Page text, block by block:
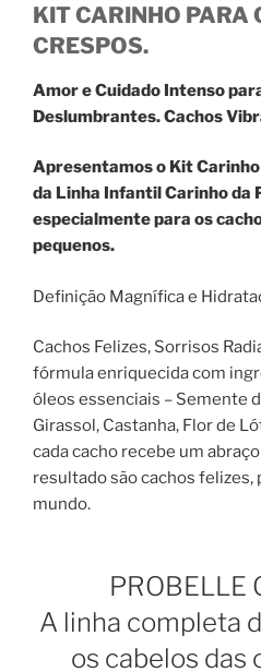
KIT CARINHO PARA
CRESPOS.
Amor e Cuidado Intenso
Deslumbrantes. Cachos
Apresentamos o Kit
da Linha Infantil Carinho da
especialmente para os
pequenos.
Definição Magnífica e
Cachos Felizes, Sorrisos
fórmula enriquecida com
óleos essenciais – Semente
Girassol, Castanha, Flor de
cada cacho recebe um
resultado são cachos
mundo.
PROBELLE
A linha completa
os cabelos das